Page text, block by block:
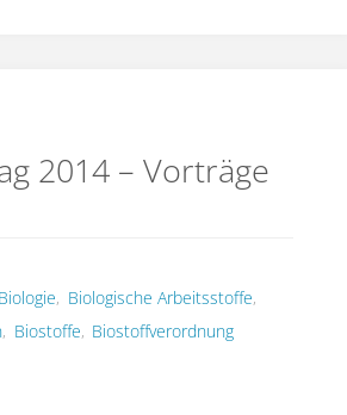
Unterlagen"
2014 – Vorträge
Biologie, Biologische Arbeitsstoffe,
, Biostoffe, Biostoffverordnung